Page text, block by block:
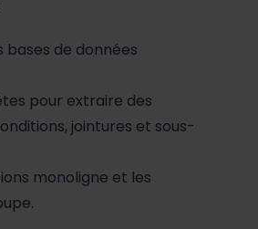
de données
pour extraire des
jointures et sous-
monoligne et les